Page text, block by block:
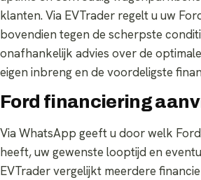
klanten. Via EVTrader regelt u uw
bovendien tegen de scherpste
onafhankelijk advies over de
eigen inbreng en de voordeligste
Ford financiering
Via WhatsApp geeft u door welk
heeft, uw gewenste looptijd en
EVTrader vergelijkt meerdere